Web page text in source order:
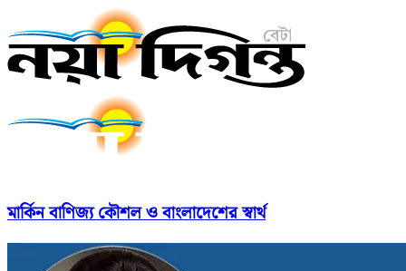
মার্কিন বাণিজ্য কৌশল ও বাংলাদেশের স্বার্থ